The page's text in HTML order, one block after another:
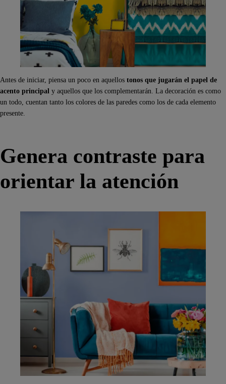
Antes de iniciar, piensa un poco en aquellos tonos que jugarán el papel de
acento principal y aquellos que los complementarán. La decoración es como
un todo, cuentan tanto los colores de las paredes como los de cada elemento
presente.
Genera contraste para
orientar la atención